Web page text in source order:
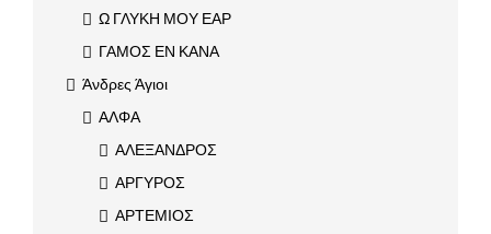
Ω ΓΛΥΚΗ ΜΟΥ ΕΑΡ
ΓΑΜΟΣ ΕΝ ΚΑΝΑ
Άνδρες Άγιοι
ΑΛΦΑ
ΑΛΕΞΑΝΔΡΟΣ
ΑΡΓΥΡΟΣ
ΑΡΤΕΜΙΟΣ